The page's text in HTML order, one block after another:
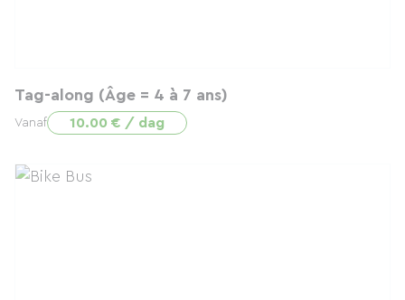
Tag-along (Âge = 4 à 7 ans)
Vanaf 10.00 € / dag